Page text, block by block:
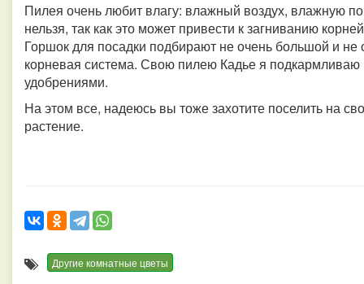
Пилея очень любит влагу: влажный воздух, влажную
нельзя, так как это может привести к загниванию
Горшок для посадки подбирают не очень большой и не
корневая система. Свою пилею Кадье я
удобрениями.
На этом все, надеюсь вы тоже захотите поселить на
растение.
Другие комнатные цветы